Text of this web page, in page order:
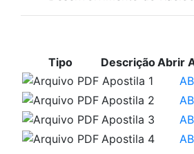
Tipo DescriçãoAbrir
Apostila 1
Apostila 2
Apostila 3
Apostila 4